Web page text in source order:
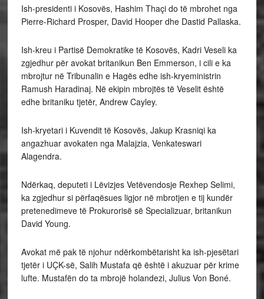
Ish-presidenti i Kosovës, Hashim Thaçi do të mbrohet nga
Pierre-Richard Prosper, David Hooper dhe Dastid Pallaska.
Ish-kreu i Partisë Demokratike të Kosovës, Kadri Veseli ka
zgjedhur për avokat britanikun Ben Emmerson, i cili e ka
mbrojtur në Tribunalin e Hagës edhe ish-kryeministrin
Ramush Haradinaj. Në ekipin mbrojtës të Veselit është
edhe britaniku tjetër, Andrew Cayley.
Ish-kryetari i Kuvendit të Kosovës, Jakup Krasniqi ka
angazhuar avokaten nga Malajzia, Venkateswari
Alagendra.
Ndërkaq, deputeti i Lëvizjes Vetëvendosje Rexhep Selimi,
ka zgjedhur si përfaqësues ligjor në mbrotjen e tij kundër
pretenedimeve të Prokurorisë së Specializuar, britanikun
David Young.
Avokat më pak të njohur ndërkombëtarisht ka ish-pjesëtari
tjetër i UÇK-së, Salih Mustafa që është i akuzuar për krime
lufte. Mustafën do ta mbrojë holandezi, Julius Von Boné.